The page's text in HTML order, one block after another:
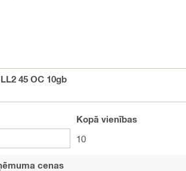
45 OC 10gb
Kopā vienības
10
cenas